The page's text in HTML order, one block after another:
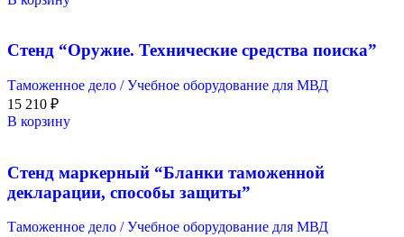
Стенд “Оружие. Технические средства поиска”
Таможенное дело / Учебное оборудование для МВД
15 210 ₽
В корзину
Стенд маркерный “Бланки таможенной
декларации, способы защиты”
Таможенное дело / Учебное оборудование для МВД